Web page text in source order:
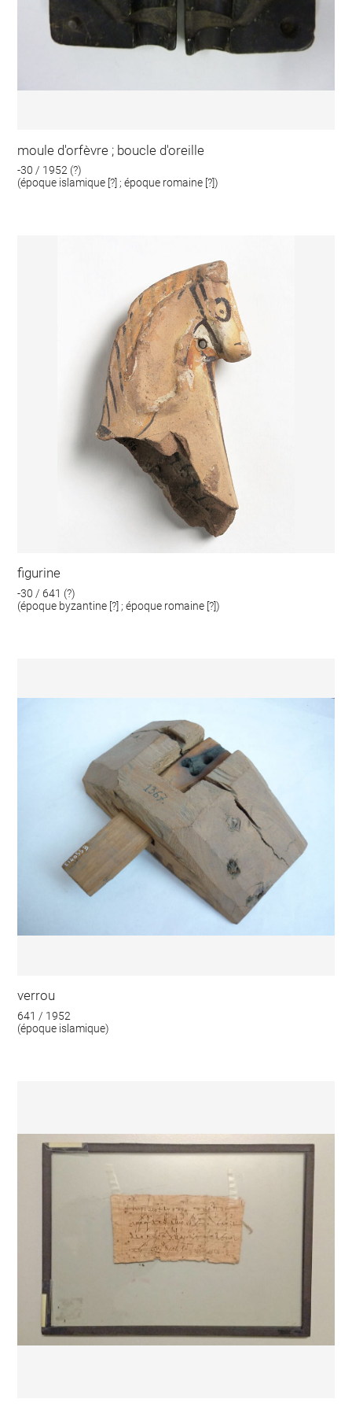
moule d'orfèvre ; boucle d'oreille
-30 / 1952 (?)
(époque islamique [?] ; époque romaine [?])
figurine
-30 / 641 (?)
(époque byzantine [?] ; époque romaine [?])
verrou
641 / 1952
(époque islamique)